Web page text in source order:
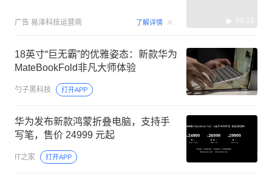
广告 易泽科技运营商 了解详情 00:15
18英寸“巨无霸”的优雅姿态：新款华为
MateBookFold非凡大师体验
勺子黑科技 打开APP
华为发布新款鸿蒙折叠电脑，支持手
写笔，售价 24999 元起
IT之家 打开APP